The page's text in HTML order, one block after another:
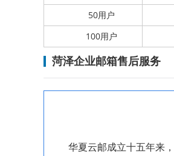
50用户
100用户
菏泽企业邮箱售后服务
华夏云邮成立十五年来